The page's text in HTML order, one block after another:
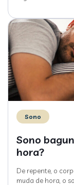
Sono
Sono
hora?
De repente, o
muda de hora, o